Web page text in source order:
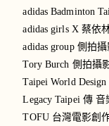
adidas Badminton
adidas girls X 蔡依
adidas group 側拍
Tory Burch 側拍攝
Taipei World
Legacy Taipei 傳
TOFU 台灣電影創